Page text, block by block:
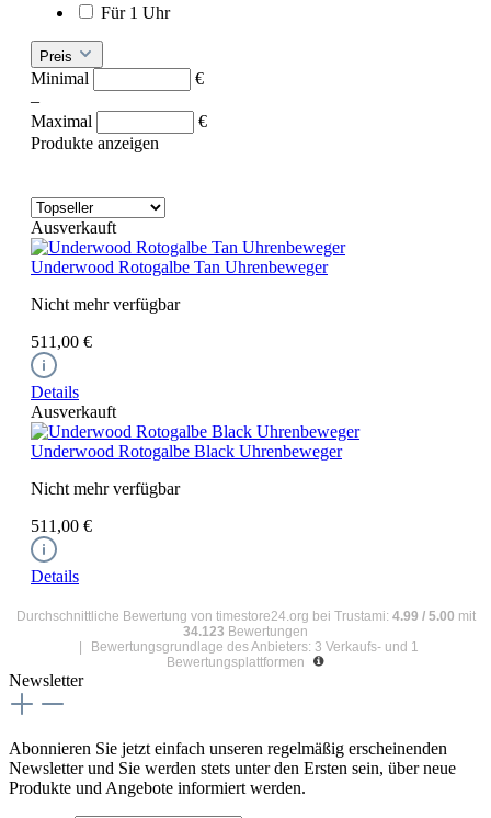
Für 1 Uhr
Preis
Minimal
€
–
Maximal
€
Produkte anzeigen
Ausverkauft
Underwood Rotogalbe Tan Uhrenbeweger
Nicht mehr verfügbar
511,00 €
Details
Ausverkauft
Underwood Rotogalbe Black Uhrenbeweger
Nicht mehr verfügbar
511,00 €
Details
Durchschnittliche Bewertung von timestore24.org bei Trustami: 4.99 / 5.00 mit
34.123 Bewertungen
|
Bewertungsgrundlage des Anbieters: 3 Verkaufs- und 1
Bewertungsplattformen
Newsletter
Abonnieren Sie jetzt einfach unseren regelmäßig erscheinenden
Newsletter und Sie werden stets unter den Ersten sein, über neue
Produkte und Angebote informiert werden.